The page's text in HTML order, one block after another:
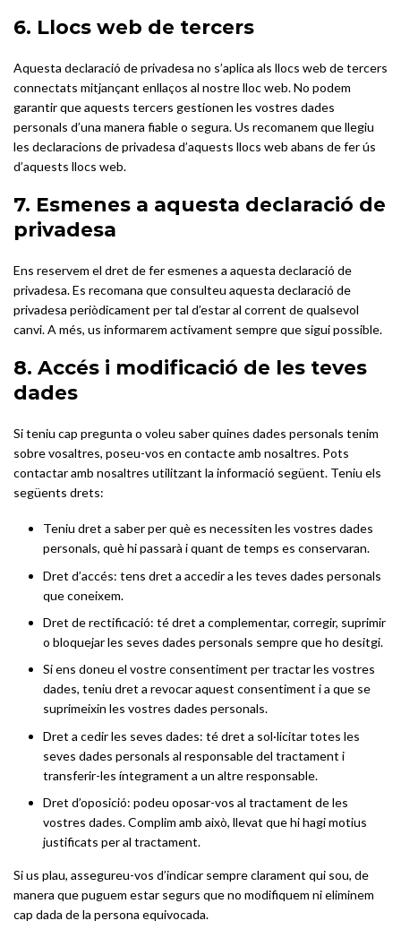
6. Llocs web de tercers
Aquesta declaració de privadesa no s’aplica als llocs web de tercers
connectats mitjançant enllaços al nostre lloc web. No podem
garantir que aquests tercers gestionen les vostres dades
personals d’una manera fiable o segura. Us recomanem que llegiu
les declaracions de privadesa d’aquests llocs web abans de fer ús
d’aquests llocs web.
7. Esmenes a aquesta declaració de
privadesa
Ens reservem el dret de fer esmenes a aquesta declaració de
privadesa. Es recomana que consulteu aquesta declaració de
privadesa periòdicament per tal d’estar al corrent de qualsevol
canvi. A més, us informarem activament sempre que sigui possible.
8. Accés i modificació de les teves
dades
Si teniu cap pregunta o voleu saber quines dades personals tenim
sobre vosaltres, poseu-vos en contacte amb nosaltres. Pots
contactar amb nosaltres utilitzant la informació següent. Teniu els
següents drets:
Teniu dret a saber per què es necessiten les vostres dades
personals, què hi passarà i quant de temps es conservaran.
Dret d’accés: tens dret a accedir a les teves dades personals
que coneixem.
Dret de rectificació: té dret a complementar, corregir, suprimir
o bloquejar les seves dades personals sempre que ho desitgi.
Si ens doneu el vostre consentiment per tractar les vostres
dades, teniu dret a revocar aquest consentiment i a que se
suprimeixin les vostres dades personals.
Dret a cedir les seves dades: té dret a sol·licitar totes les
seves dades personals al responsable del tractament i
transferir-les íntegrament a un altre responsable.
Dret d’oposició: podeu oposar-vos al tractament de les
vostres dades. Complim amb això, llevat que hi hagi motius
justificats per al tractament.
Si us plau, assegureu-vos d’indicar sempre clarament qui sou, de
manera que puguem estar segurs que no modifiquem ni eliminem
cap dada de la persona equivocada.